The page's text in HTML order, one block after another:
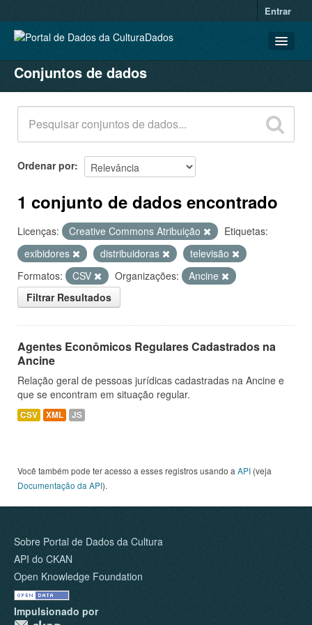
Entrar
CONJUNTOS DE DADOS
ORGANIZAÇÕES
GRUPOS
SOBRE
Conjuntos de dados
Ordenar por
1 conjunto de dados encontrado
Licenças: Creative Commons Atribuição
Etiquetas:
exibidores
distribuidoras
televisão
Formatos:
CSV Organizações:
Ancine
Filtrar Resultados
Agentes Econômicos Regulares Cadastrados na
Ancine
Relação geral de pessoas jurídicas cadastradas na Ancine e
que se encontram em situação regular.
CSV XML JS
Você também pode ter acesso a esses registros usando a API (veja
Documentação da API).
Sobre Portal de Dados da Cultura
API do CKAN
Open Knowledge Foundation
Impulsionado por